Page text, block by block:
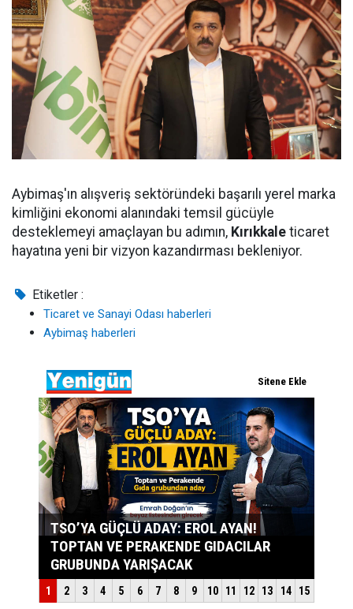
Aybimaş'ın alışveriş sektöründeki başarılı yerel marka
kimliğini ekonomi alanındaki temsil gücüyle
desteklemeyi amaçlayan bu adımın, Kırıkkale ticaret
hayatına yeni bir vizyon kazandırması bekleniyor.
Etiketler :
Ticaret ve Sanayi Odası haberleri
Aybimaş haberleri